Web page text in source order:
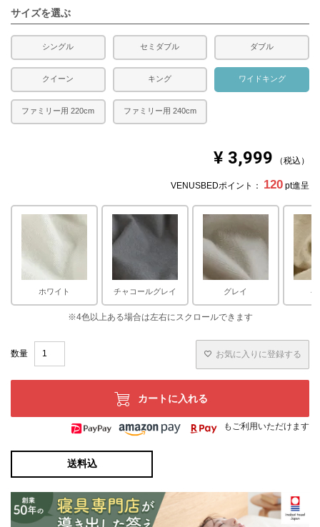
サイズを選ぶ
シングル セミダブル ダブル
クイーン キング ワイドキング
ファミリー用 220cm ファミリー用 240cm
¥ 3,999 税込
VENUSBEDポイント： 120 pt進呈
ホワイト チャコールグレイ グレイ ベ
お気に入りに登録する
カートに入れる
もご利用いただけます
送料込